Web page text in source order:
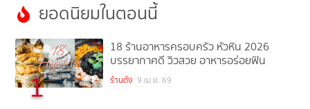
ยอดนิยมในตอนนี้
1
18 ร้านอาหารครอบครัว หัวหิน 2026
บรรยากาศดี วิวสวย อาหารอร่อยฟิน
ร้านดัง 9 เม.ย. 69